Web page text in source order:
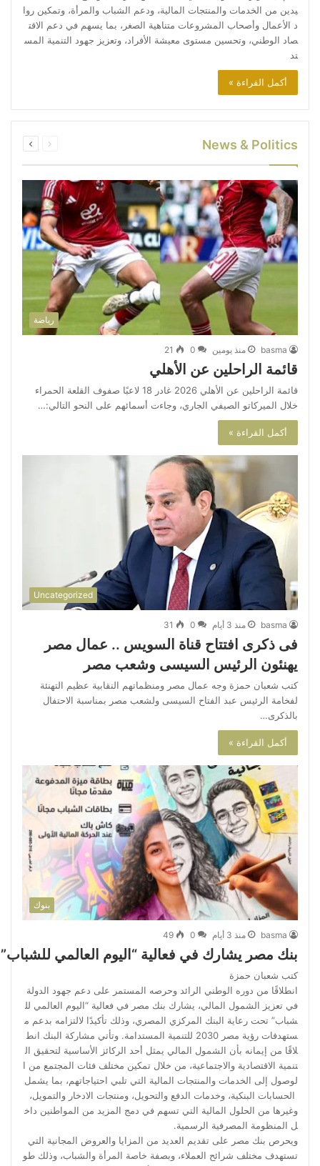
يدين من الخدمات والمنتجات المالية، ودعم الشباب والمرأة، وتمكين روا
د الأعمال وأصحاب المشروعات متناهية الصغر، بما يسهم في دعم الاقت
صاد الوطني، وتحسين مستوى معيشة الأفراد، وتعزيز جهود التنمية المس
تد
أكمل القراءة »
News & Politics الصفحةالصفحة
رياضة
basma منذ يومين 0
21
قائمة الراحلين عن الأهلي
قائمة الراحلين عن الأهلي 2026 غادر 18 لاعبًا صفوف القلعة الحمراء
خلال الميركاتو الصيفي الجاري، وجاءت أسمائهم على النحو التالي:…
أكمل القراءة »
Uncategorized
basma منذ 3 أيام 0
31
فى ذكرى افتتاح قناة السويس .. عمال مصر
يهنئون الرئيس السيسى وشعب مصر
كتب شعبان حمزة وجه عمال مصر ومنظماتهم النقابية عظيم التهنئة
لفخامة الرئيس عبد الفتاح السيسى ولشعب مصر بمناسبة الاحتفال
بالذكرى…
أكمل القراءة »
بنوك
basma منذ 3 أيام 0
49
بنك مصر يشارك في فعالية “اليوم العالمي
كتب شعبان حمزة
انطلاقًا من دوره الوطني الرائد وحرصه المستمر على دعم جهود الدولة
في تعزيز الشمول المالي، يشارك بنك مصر في فعالية “اليوم العالمي لل
شباب” تحت رعاية البنك المركزي المصري، وذلك تأكيدًا لالتزامه بدعم م
ستهدفات رؤية مصر 2030 للتنمية المستدامة. وتأتي مشاركة البنك انط
لاقًا من إيمانه بأن الشمول المالي يمثل أحد الركائز الأساسية لتحقيق ال
تنمية الاقتصادية والاجتماعية، من خلال تمكين مختلف فئات المجتمع من ا
لوصول إلى الخدمات والمنتجات المالية التي تلبي احتياجاتهم، بما يشمل
الحسابات البنكية، وخدمات الدفع والتحويل، ومنتجات الادخار والتمويل،
وغيرها من الحلول المالية التي تسهم في دمج المزيد من المواطنين داخ
ل المنظومة المصرفية الرسمية.
ويحرص بنك مصر على تقديم العديد من المزايا والعروض المجانية التي
تستهدف مختلف شرائح العملاء، وبصفة خاصة المرأة والشباب، وذلك طو